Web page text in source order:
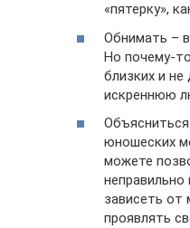
«пятерку»,
Обнимать –
Но почему-
близких и
искреннюю
юношеских
можете
зависеть
проявлять